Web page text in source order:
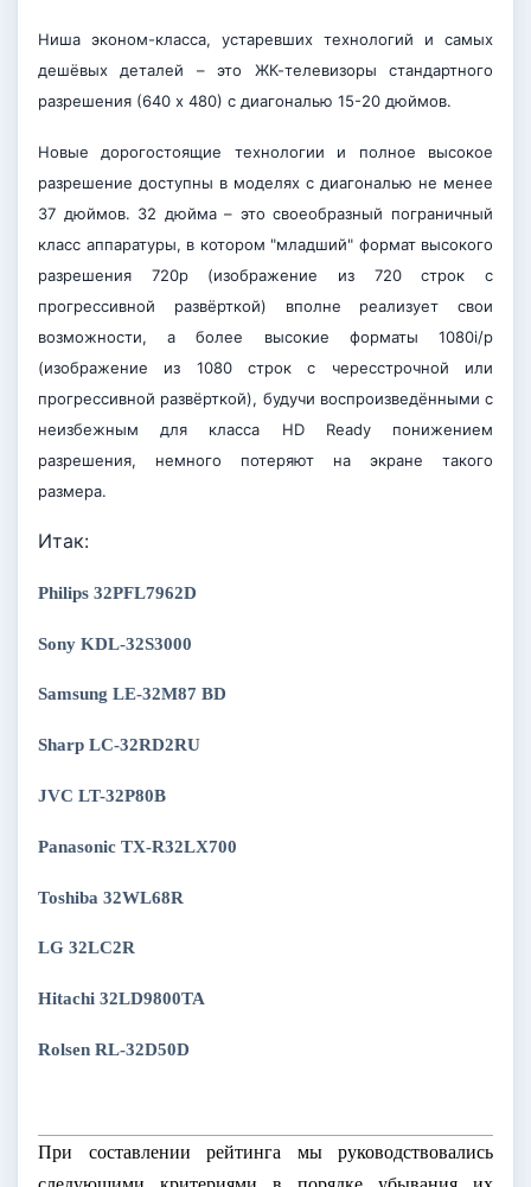
Ниша эконом-класса, устаревших технологий и самых
дешёвых деталей – это ЖК-телевизоры стандартного
разрешения (640 х 480) с диагональю 15-20 дюймов.
Новые дорогостоящие технологии и полное высокое
разрешение доступны в моделях с диагональю не менее
37 дюймов. 32 дюйма – это своеобразный пограничный
класс аппаратуры, в котором "младший" формат высокого
разрешения 720р (изображение из 720 строк с
прогрессивной развёрткой) вполне реализует свои
возможности, а более высокие форматы 1080i/p
(изображение из 1080 строк с чересстрочной или
прогрессивной развёрткой), будучи воспроизведёнными с
неизбежным для класса HD Ready понижением
разрешения, немного потеряют на экране такого
размера.
Итак:
Philips 32PFL7962D
Sony KDL-32S3000
Samsung LE-32M87 BD
Sharp LC-32RD2RU
JVC LT-32P80B
Panasonic TX-R32LX700
Toshiba 32WL68R
LG 32LC2R
Hitachi 32LD9800TA
Rolsen RL-32D50D
При составлении рейтинга мы руководствовались